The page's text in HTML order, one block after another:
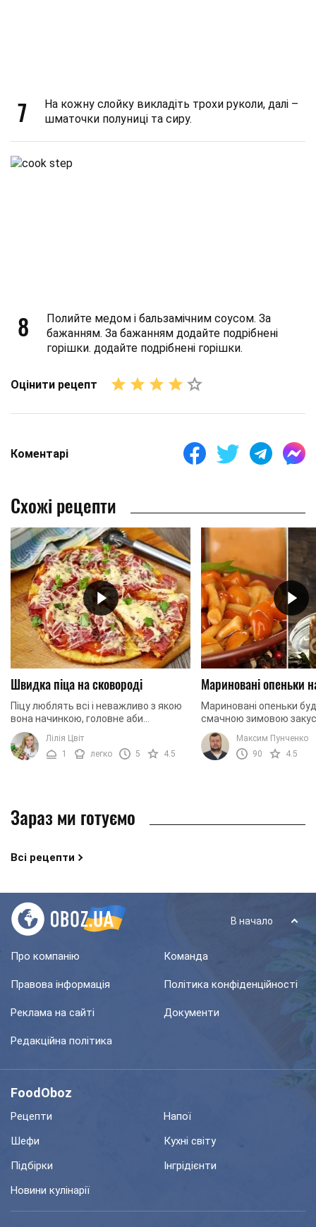
7
На кожну слойку викладіть трохи руколи, далі –
шматочки полуниці та сиру.
8
Полийте медом і бальзамічним соусом. За
бажанням. За бажанням додайте подрібнені
горішки. додайте подрібнені горішки.
Оцінити рецепт
Коментарі
Схожі рецепти
Швидка піца на сковороді
Піцу люблять всі і неважливо з якою
вона начинкою, головне аби
побільше. В такому випадку, що може
бути краще, ніж приготувати її
самостійно з ...
Лілія Цвіт
1
легко 5 4.5
Мариновані опеньки
Мариновані опеньки
смачною зимовою
приготуємо їх разом!
Максим Пунченко
90
4.5
Зараз ми готуємо
Всі рецепти
В начало
Про компанію Команда
Правова інформація Політика конфіденційності
Реклама на сайті Документи
Редакційна політика
FoodOboz
Рецепти
Напої
Шефи
Кухні світу
Підбірки
Інгрідієнти
Новини кулінарії